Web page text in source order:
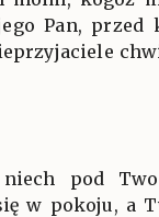
Pan, przed
pod
w pokoju, a